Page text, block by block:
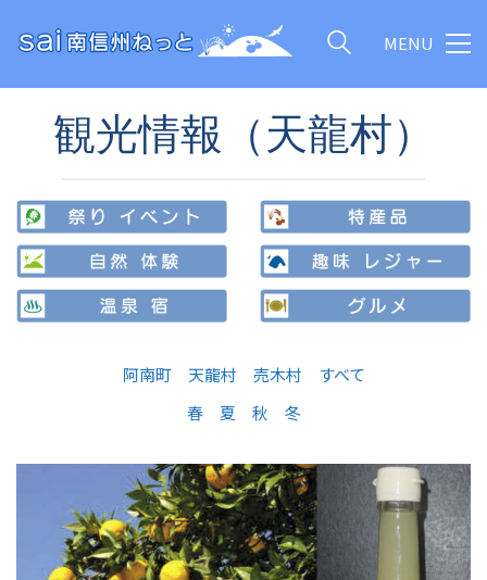
MENU
観光情報（天龍村）
阿南町 天龍村 売木村
すべて
春
夏 秋 冬